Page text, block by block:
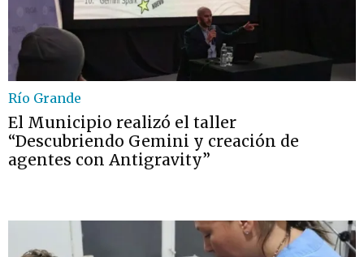
Río Grande
El Municipio realizó el taller
“Descubriendo Gemini y creación de
agentes con Antigravity”